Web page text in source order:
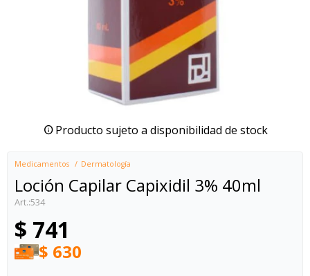
Producto sujeto a disponibilidad de stock
Medicamentos Dermatología
Loción Capilar Capixidil 3% 40ml
534
$ 741
$ 630